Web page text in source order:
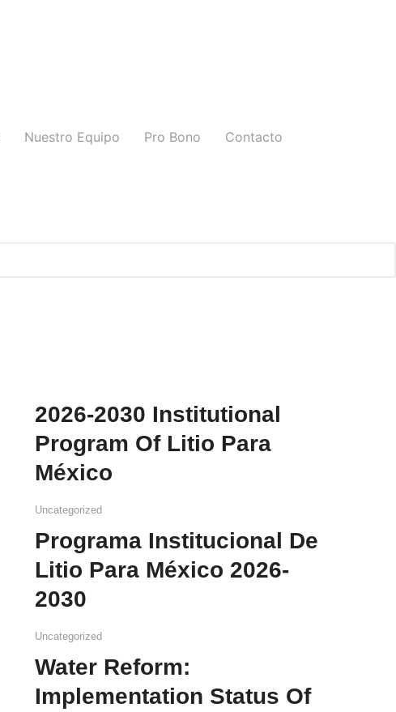
Nuestro Equipo Pro Bono Contacto
2026-2030 Institutional
Program Of Litio Para
México
Uncategorized
Programa Institucional De
Litio Para México 2026-
2030
Uncategorized
Water Reform:
Implementation Status Of